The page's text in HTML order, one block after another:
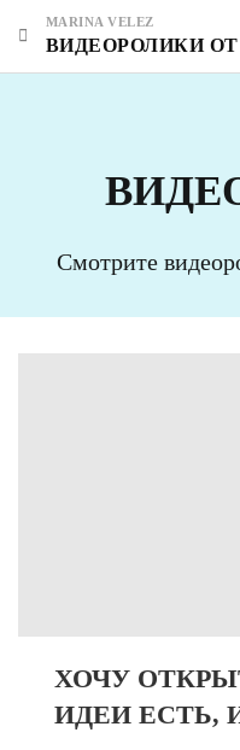
MARINA VELEZ
Смотрите
ХОЧУ
ИДЕИ ЕСТЬ,